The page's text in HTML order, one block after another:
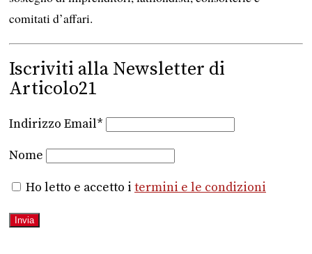
comitati d’affari.
Iscriviti alla Newsletter di
Articolo21
Indirizzo Email*
Nome
Ho letto e accetto i termini e le condizioni